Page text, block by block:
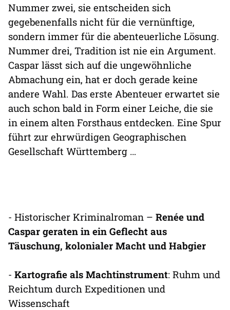
Nummer zwei, sie entscheiden sich
gegebenenfalls nicht für die vernünftige,
sondern immer für die abenteuerliche Lösung.
Nummer drei, Tradition ist nie ein Argument.
Caspar lässt sich auf die ungewöhnliche
Abmachung ein, hat er doch gerade keine
andere Wahl. Das erste Abenteuer erwartet sie
auch schon bald in Form einer Leiche, die sie
in einem alten Forsthaus entdecken. Eine Spur
führt zur ehrwürdigen Geographischen
Gesellschaft Württemberg …
- Historischer Kriminalroman – Renée und
Caspar geraten in ein Geflecht aus
Täuschung, kolonialer Macht und Habgier
- Kartografie als Machtinstrument: Ruhm und
Reichtum durch Expeditionen und
Wissenschaft